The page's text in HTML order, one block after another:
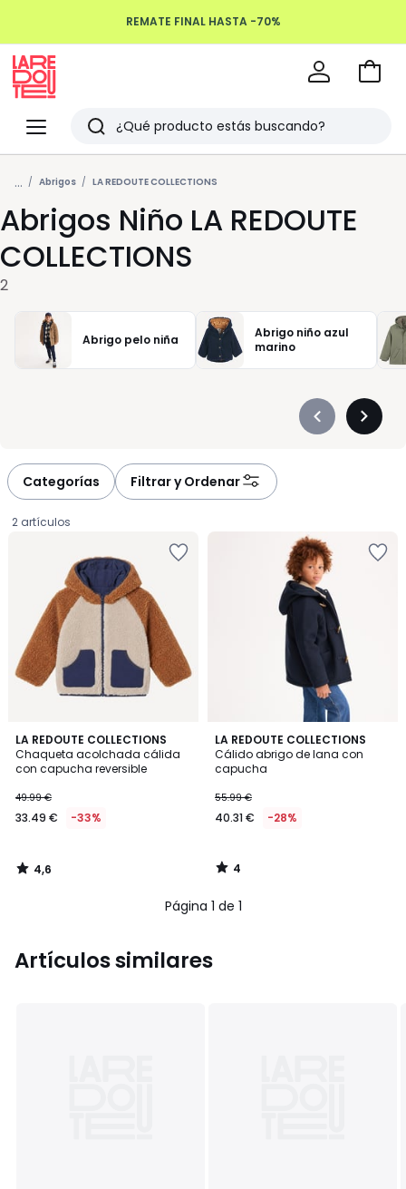
REMATE FINAL HASTA -70%
Devoluciones hasta 100 días
Menu
Redoute
Buscar
Últimos
artículos
vistos
Ir
... Abrigos LA REDOUTE COLLECTIONS
Abrigos Niño LA REDOUTE
COLLECTIONS
2
Abrigo pelo niña
Abrigo niño azul
marino
Précédent
Categorías Filtrar y Ordenar
2 artículos
LA REDOUTE COLLECTIONS
Chaqueta acolchada cálida
con capucha reversible
€
en
de
49.99
aplicado.
49.99 €
33.49 € -33%
4,6
/ 5
4,6
/
LA REDOUTE COLLECTIONS
Cálido abrigo de lana con
capucha
55.99 €
40.31 € -28%
4
/
5
4
/
Página 1 de 1
Artículos similares